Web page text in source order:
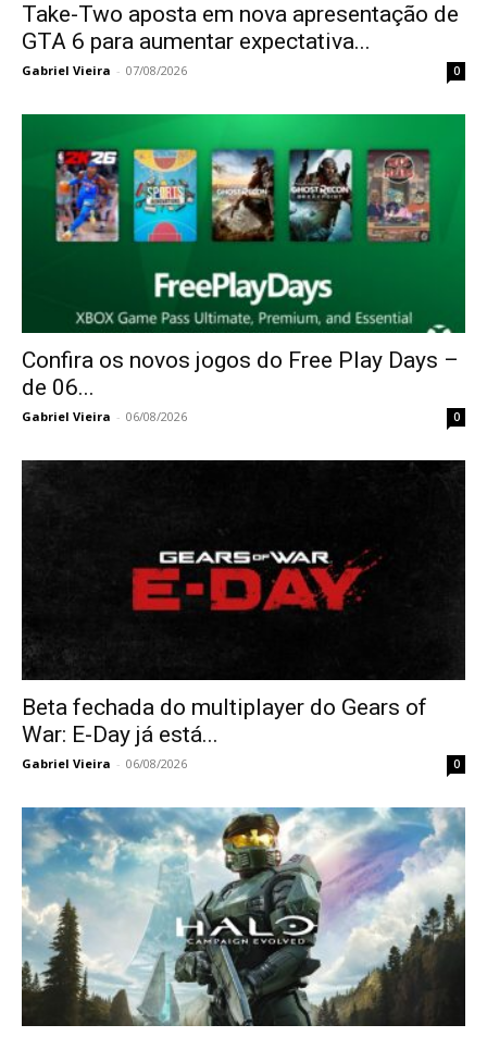
Take-Two aposta em nova apresentação de
GTA 6 para aumentar expectativa...
Gabriel Vieira - 07/08/2026 0
Confira os novos jogos do Free Play Days –
de 06...
Gabriel Vieira - 06/08/2026 0
Beta fechada do multiplayer do Gears of
War: E-Day já está...
Gabriel Vieira - 06/08/2026 0